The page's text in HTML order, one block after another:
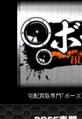
宅配買取専門｢ボー